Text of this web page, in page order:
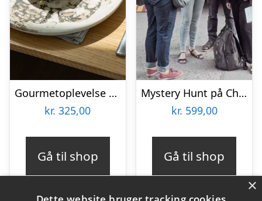
Gourmetoplevelse hos Restaurant Gemini
kr. 325,00
Gå til shop
Mystery Hunt på Christiania
kr. 599,00
Gå til shop
×